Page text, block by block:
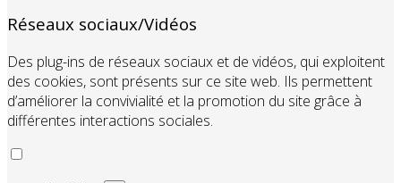
Réseaux sociaux/Vidéos
Des plug-ins de réseaux sociaux et de vidéos, qui exploitent
des cookies, sont présents sur ce site web. Ils permettent
d’améliorer la convivialité et la promotion du site grâce à
différentes interactions sociales.